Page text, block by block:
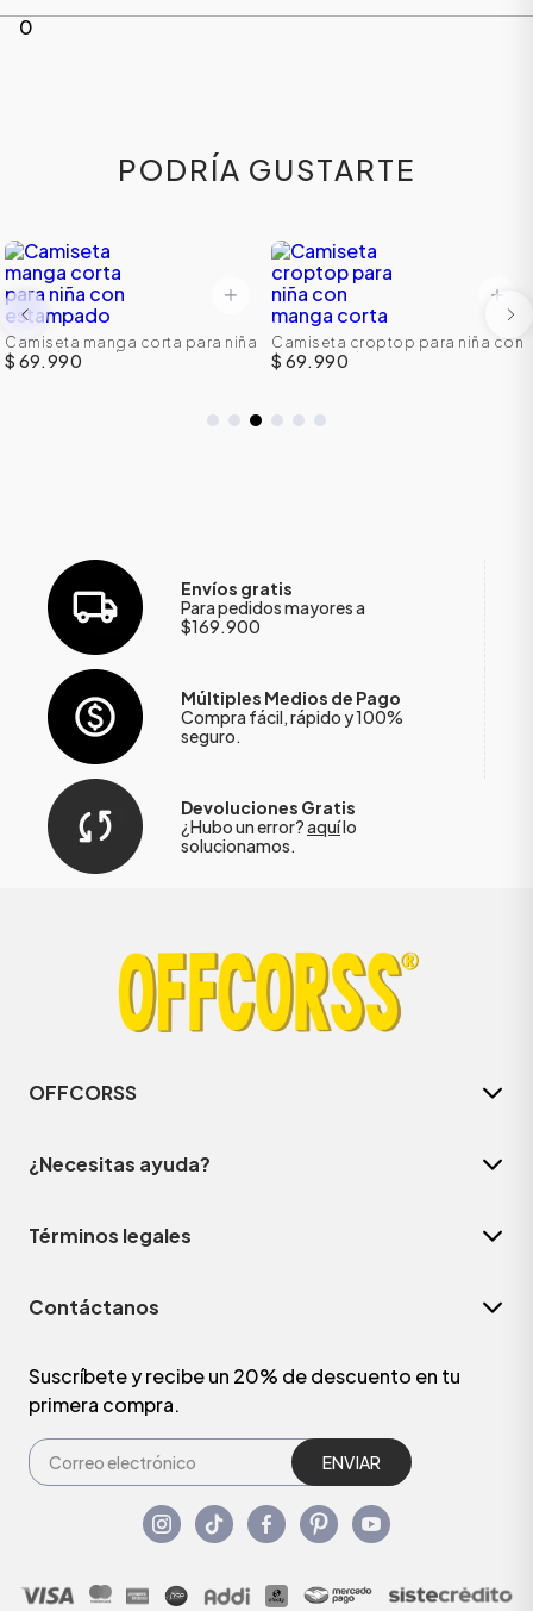
0
PODRÍA GUSTARTE
Camiseta manga corta para niña
con estampado
$ 69.990
Camiseta croptop para niña con
manga corta
$ 69.990
Envíos gratis
Para pedidos mayores a
$169.900
Múltiples Medios de Pago
Compra fácil, rápido y 100%
seguro.
Devoluciones Gratis
¿Hubo un error?aquílo
solucionamos.
OFFCORSS
¿Necesitas ayuda?
Términos legales
Contáctanos
Suscríbete y recibe un 20% de descuento en tu
primera compra.
ENVIAR